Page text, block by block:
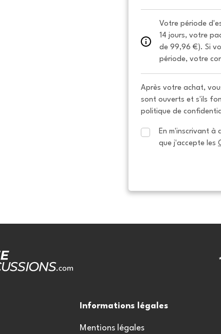
Votre période
14 jours, votre
de 99,96 €). Si
période, votre
Après votre achat,
sont ouverts et s'ils
politique de
En m'inscrivant à
que j'accepte les
Informations légales
Mentions légales